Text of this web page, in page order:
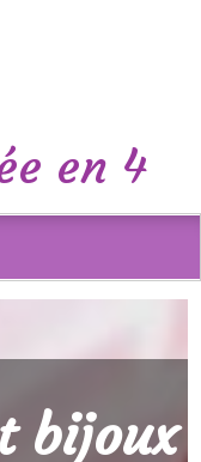
en 4
bijoux